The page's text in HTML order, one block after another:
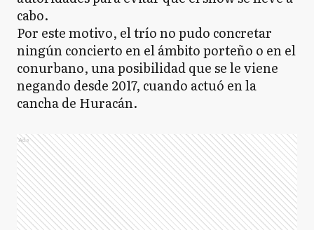
cabo.
Por este motivo, el trío no pudo concretar
ningún concierto en el ámbito porteño o en el
conurbano, una posibilidad que se le viene
negando desde 2017, cuando actuó en la
cancha de Huracán.
Ads